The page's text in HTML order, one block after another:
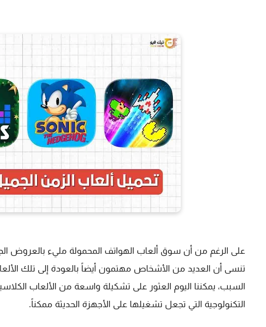
على الرغم من أن سوق ألعاب الهواتف المحمولة مليء بالعروض
تنسى أن العديد من الأشخاص مهتمون أيضاً بالعودة إلى تلك
السبب، يمكننا اليوم العثور على تشكيلة واسعة من الألعاب
التكنولوجية التي تجعل تشغيلها على الأجهزة الحديثة ممكناً.